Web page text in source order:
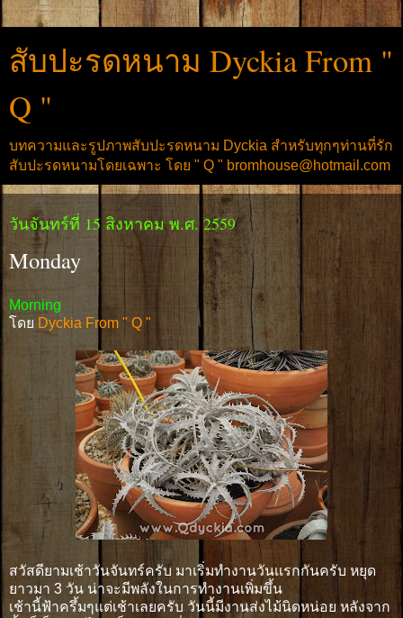
สับปะรดหนาม Dyckia From "
Q "
บทความและรูปภาพสับปะรดหนาม Dyckia สำหรับทุกๆท่านที่รัก
สับปะรดหนามโดยเฉพาะ โดย " Q " bromhouse@hotmail.com
วันจันทร์ที่ 15 สิงหาคม พ.ศ. 2559
Monday
Morning
โดย Dyckia From " Q "
สวัสดียามเช้าวันจันทร์ครับ มาเริ่มทำงานวันเเรกกันครับ หยุด
ยาวมา 3 วัน น่าจะมีพลังในการทำงานเพิ่มขึ้น
เช้านี้ฟ้าครึ้มๆแต่เช้าเลยครับ วันนี้มีงานส่งไม้นิดหน่อย หลังจาก